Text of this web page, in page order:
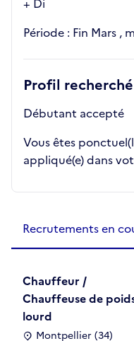
+ Di
Période : Fin Mars ,
Profil
Débutant accepté
Vous êtes
appliqué(e) dans
Recrutements en
Chauffeur /
Chauffeuse de
lourd
Montpellier (34)